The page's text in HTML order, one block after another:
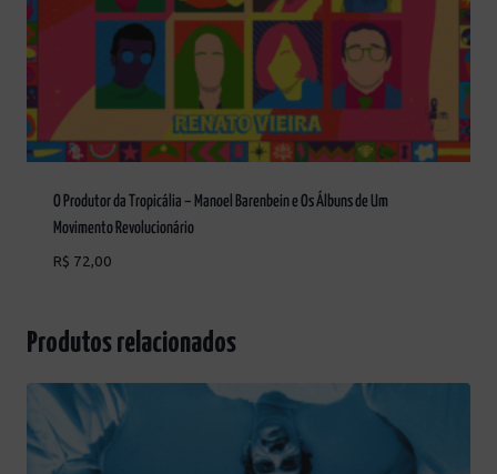
O Produtor da Tropicália – Manoel Barenbein e Os Álbuns de Um
Movimento Revolucionário
R$ 72,00
Produtos relacionados